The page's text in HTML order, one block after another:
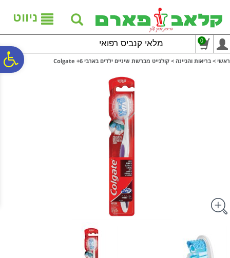
נגישות
אתר
המרכזי
ניווט
מלאי קנביס רפואי 0
ראשי > בריאות והגיינה > קולגייט מברשת שיניים ילדים בארבי 6+ Colgate